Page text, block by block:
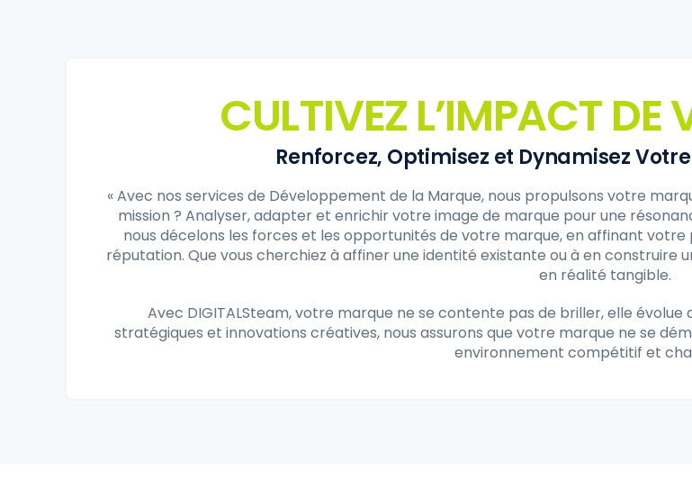
CULTIVEZ L’IMPACT DE
Renforcez, Optimisez et Dynamisez
« Avec nos services de Développement de la Marque, nous propulsons votre
mission ? Analyser, adapter et enrichir votre image de marque pour une
nous décelons les forces et les opportunités de votre marque, en affinant
réputation. Que vous cherchiez à affiner une identité existante ou à en construire
en réalité tangible.
Avec DIGITALSteam, votre marque ne se contente pas de briller, elle
stratégiques et innovations créatives, nous assurons que votre marque ne se
environnement compétitif et